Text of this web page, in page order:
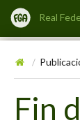
Real
/
Fin